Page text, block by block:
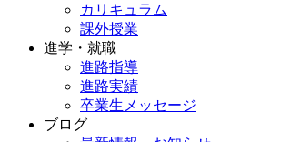
カリキュラム
課外授業
進学・就職
進路指導
進路実績
卒業生メッセージ
ブログ